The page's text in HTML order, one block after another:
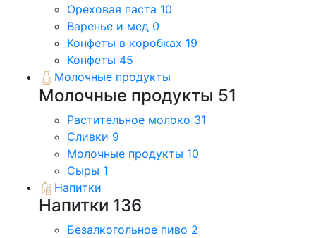
Ореховая паста 10
Варенье и мед 0
Конфеты в коробках 19
Конфеты 45
Молочные продукты
Молочные продукты 51
Растительное молоко 31
Сливки 9
Молочные продукты 10
Сыры 1
Напитки
Напитки 136
Безалкогольное пиво 2